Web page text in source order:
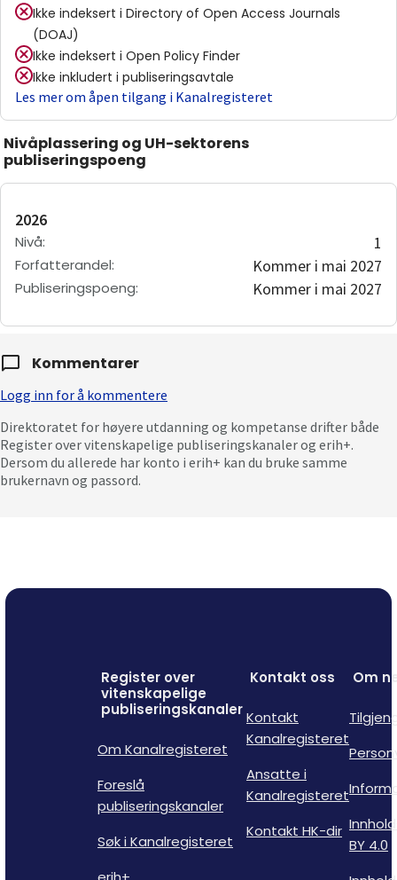
Ikke indeksert i Directory of Open Access Journals
(DOAJ)
Ikke indeksert i Open Policy Finder
Ikke inkludert i publiseringsavtale
Les mer om åpen tilgang i Kanalregisteret
Nivåplassering og UH-sektorens
publiseringspoeng
2026
Nivå: 1
Forfatterandel: Kommer i mai 2027
Publiseringspoeng: Kommer i mai 2027
Kommentarer
Logg inn for å kommentere
Direktoratet for høyere utdanning og kompetanse drifter både
Register over vitenskapelige publiseringskanaler og erih+.
Dersom du allerede har konto i erih+ kan du bruke samme
brukernavn og passord.
Register over
vitenskapelige
publiseringskanaler
Om Kanalregisteret
Foreslå
publiseringskanaler
Søk i Kanalregisteret
Kontakt oss
Kontakt
Kanalregisteret
Ansatte i
Kanalregisteret
Kontakt HK-dir
Om
BY 4.0